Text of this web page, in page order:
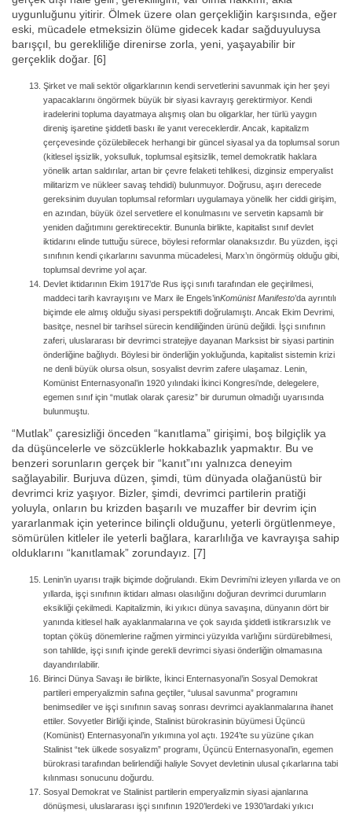
uygunluğunu yitirir. Ölmek üzere olan gerçekliğin karşısında, eğer
eski, mücadele etmeksizin ölüme gidecek kadar sağduyuluysa
barışçıl, bu gerekliliğe direnirse zorla, yeni, yaşayabilir bir
gerçeklik doğar. [6]
Şirket ve mali sektör oligarklarının kendi servetlerini savunmak için her şeyi
yapacaklarını öngörmek büyük bir siyasi kavrayış gerektirmiyor. Kendi
iradelerini topluma dayatmaya alışmış olan bu oligarklar, her türlü yaygın
direniş işaretine şiddetli baskı ile yanıt vereceklerdir. Ancak, kapitalizm
çerçevesinde çözülebilecek herhangi bir güncel siyasal ya da toplumsal sorun
(kitlesel işsizlik, yoksulluk, toplumsal eşitsizlik, temel demokratik haklara
yönelik artan saldırılar, artan bir çevre felaketi tehlikesi, dizginsiz emperyalist
militarizm ve nükleer savaş tehdidi) bulunmuyor. Doğrusu, aşırı derecede
gereksinim duyulan toplumsal reformları uygulamaya yönelik her ciddi girişim,
en azından, büyük özel servetlere el konulmasını ve servetin kapsamlı bir
yeniden dağıtımını gerektirecektir. Bununla birlikte, kapitalist sınıf devlet
iktidarını elinde tuttuğu sürece, böylesi reformlar olanaksızdır. Bu yüzden, işçi
sınıfının kendi çıkarlarını savunma mücadelesi, Marx’ın öngörmüş olduğu gibi,
toplumsal devrime yol açar.
Devlet iktidarının Ekim 1917’de Rus işçi sınıfı tarafından ele geçirilmesi,
maddeci tarih kavrayışını ve Marx ile Engels’inKomünist Manifesto’da ayrıntılı
biçimde ele almış olduğu siyasi perspektifi doğrulamıştı. Ancak Ekim Devrimi,
basitçe, nesnel bir tarihsel sürecin kendiliğinden ürünü değildi. İşçi sınıfının
zaferi, uluslararası bir devrimci stratejiye dayanan Marksist bir siyasi partinin
önderliğine bağlıydı. Böylesi bir önderliğin yokluğunda, kapitalist sistemin krizi
ne denli büyük olursa olsun, sosyalist devrim zafere ulaşamaz. Lenin,
Komünist Enternasyonal’in 1920 yılındaki İkinci Kongresi’nde, delegelere,
egemen sınıf için “mutlak olarak çaresiz” bir durumun olmadığı uyarısında
bulunmuştu.
“Mutlak” çaresizliği önceden “kanıtlama” girişimi, boş bilgiçlik ya
da düşüncelerle ve sözcüklerle hokkabazlık yapmaktır. Bu ve
benzeri sorunların gerçek bir “kanıt”ını yalnızca deneyim
sağlayabilir. Burjuva düzen, şimdi, tüm dünyada olağanüstü bir
devrimci kriz yaşıyor. Bizler, şimdi, devrimci partilerin pratiği
yoluyla, onların bu krizden başarılı ve muzaffer bir devrim için
yararlanmak için yeterince bilinçli olduğunu, yeterli örgütlenmeye,
sömürülen kitleler ile yeterli bağlara, kararlılığa ve kavrayışa sahip
olduklarını “kanıtlamak” zorundayız. [7]
Lenin’in uyarısı trajik biçimde doğrulandı. Ekim Devrimi’ni izleyen yıllarda ve on
yıllarda, işçi sınıfının iktidarı alması olasılığını doğuran devrimci durumların
eksikliği çekilmedi. Kapitalizmin, iki yıkıcı dünya savaşına, dünyanın dört bir
yanında kitlesel halk ayaklanmalarına ve çok sayıda şiddetli istikrarsızlık ve
toptan çöküş dönemlerine rağmen yirminci yüzyılda varlığını sürdürebilmesi,
son tahlilde, işçi sınıfı içinde gerekli devrimci siyasi önderliğin olmamasına
dayandırılabilir.
Birinci Dünya Savaşı ile birlikte, İkinci Enternasyonal’in Sosyal Demokrat
partileri emperyalizmin safına geçtiler, “ulusal savunma” programını
benimsediler ve işçi sınıfının savaş sonrası devrimci ayaklanmalarına ihanet
ettiler. Sovyetler Birliği içinde, Stalinist bürokrasinin büyümesi Üçüncü
(Komünist) Enternasyonal’in yıkımına yol açtı. 1924’te su yüzüne çıkan
Stalinist “tek ülkede sosyalizm” programı, Üçüncü Enternasyonal’in, egemen
bürokrasi tarafından belirlendiği haliyle Sovyet devletinin ulusal çıkarlarına tabi
kılınması sonucunu doğurdu.
Sosyal Demokrat ve Stalinist partilerin emperyalizmin siyasi ajanlarına
dönüşmesi, uluslararası işçi sınıfının 1920’lerdeki ve 1930’lardaki yıkıcı